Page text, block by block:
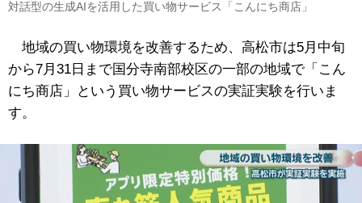
対話型の生成AIを活用した買い物サービス「こんにち商店」
地域の買い物環境を改善するため、高松市は5月中旬
から7月31日まで国分寺南部校区の一部の地域で「こん
にち商店」という買い物サービスの実証実験を行いま
す。